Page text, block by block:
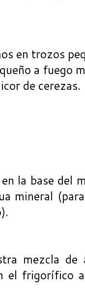
en trozos
a fuego
de
la base del
mineral
mezcla
el frigorífico